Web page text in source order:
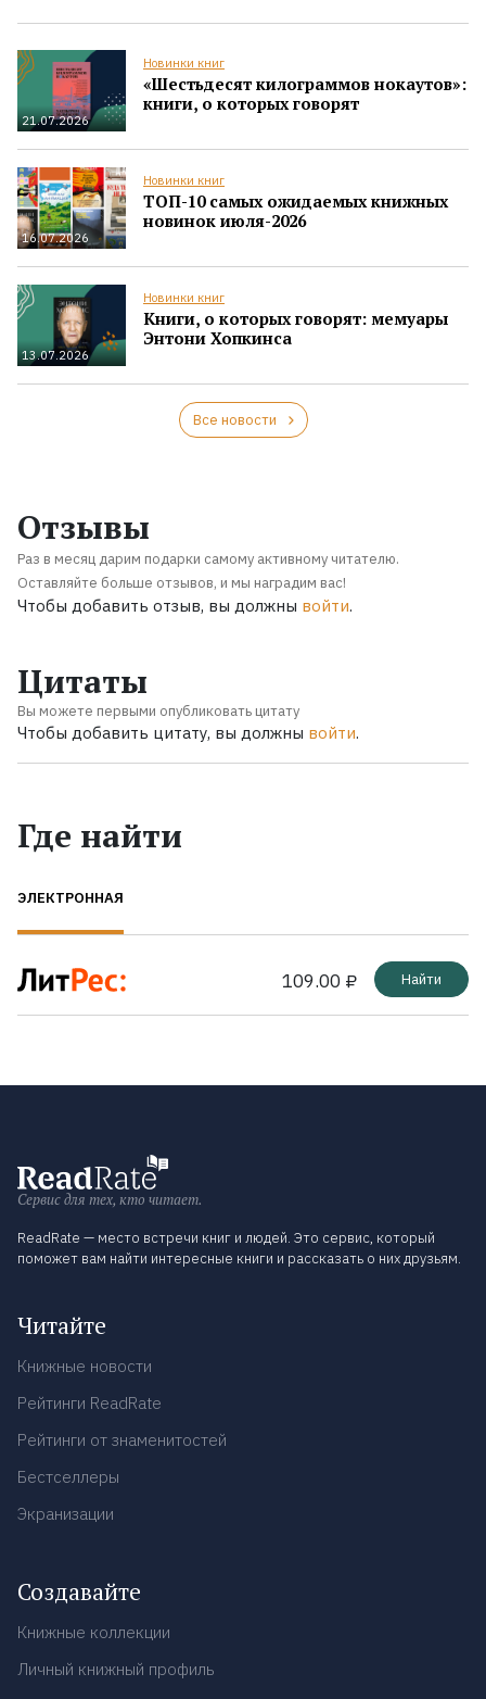
21.07.2026
Новинки книг
«Шестьдесят килограммов нокаутов»:
книги, о которых говорят
16.07.2026
Новинки книг
ТОП-10 самых ожидаемых книжных
новинок июля-2026
13.07.2026
Новинки книг
Книги, о которых говорят: мемуары
Энтони Хопкинса
Все новости
Отзывы
Раз в месяц дарим подарки самому активному читателю.
Оставляйте больше отзывов, и мы наградим вас!
Чтобы добавить отзыв, вы должны войти.
Цитаты
Вы можете первыми опубликовать цитату
Чтобы добавить цитату, вы должны войти.
Где найти
ЭЛЕКТРОННАЯ
109.00 ₽ Найти
Сервис для тех, кто читает.
ReadRate — место встречи книг и людей. Это сервис, который
поможет вам найти интересные книги и рассказать о них друзьям.
Читайте
Книжные новости
Рейтинги ReadRate
Рейтинги от знаменитостей
Бестселлеры
Экранизации
Создавайте
Книжные коллекции
Личный книжный профиль